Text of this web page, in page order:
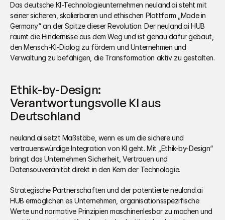
Das deutsche KI-Technologieunternehmen neuland.ai steht mit
seiner sicheren, skalierbaren und ethischen Plattform „Made in
Germany“ an der Spitze dieser Revolution. Der neuland.ai HUB
räumt die Hindernisse aus dem Weg und ist genau dafür gebaut,
den Mensch-KI-Dialog zu fördern und Unternehmen und
Verwaltung zu befähigen, die Transformation aktiv zu gestalten.
Ethik-by-Design:
Verantwortungsvolle KI aus
Deutschland
neuland.ai setzt Maßstäbe, wenn es um die sichere und
vertrauenswürdige Integration von KI geht. Mit „Ethik-by-Design“
bringt das Unternehmen Sicherheit, Vertrauen und
Datensouveränität direkt in den Kern der Technologie.
Strategische Partnerschaften und der patentierte neuland.ai
HUB ermöglichen es Unternehmen, organisationsspezifische
Werte und normative Prinzipien maschinenlesbar zu machen und